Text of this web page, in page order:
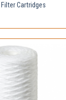
Cartridges